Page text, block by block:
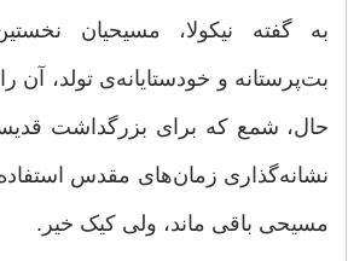
به گفته نیکولا، مسیحیان
بت‌پرستانه و خودستایانه‌ی تولد، آن
حال، شمع که برای بزرگداشت
نشانه‌گذاری زمان‌های مقدس
مسیحی باقی ماند، ولی کیک خیر.